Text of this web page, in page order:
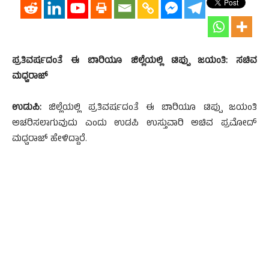
ಪ್ರತಿವರ್ಷದಂತೆ ಈ ಬಾರಿಯೂ ಜಿಲ್ಲೆಯಲ್ಲಿ ಟಿಪ್ಪು ಜಯಂತಿ: ಸಚಿವ
ಮಧ್ವರಾಜ್
ಉಡುಪಿ: ಜಿಲ್ಲೆಯಲ್ಲಿ ಪ್ರತಿವರ್ಷದಂತೆ ಈ ಬಾರಿಯೂ ಟಿಪ್ಪು ಜಯಂತಿ
ಅಚರಿಸಲಾಗುವುದು ಎಂದು ಉಡಪಿ ಉಸ್ತುವಾರಿ ಅಚಿವ ಪ್ರಮೋದ್
ಮಧ್ವರಾಜ್ ಹೇಳಿದ್ದಾರೆ.